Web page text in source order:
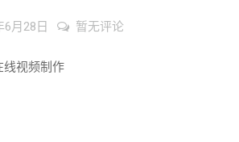
6月28日 暂无评论